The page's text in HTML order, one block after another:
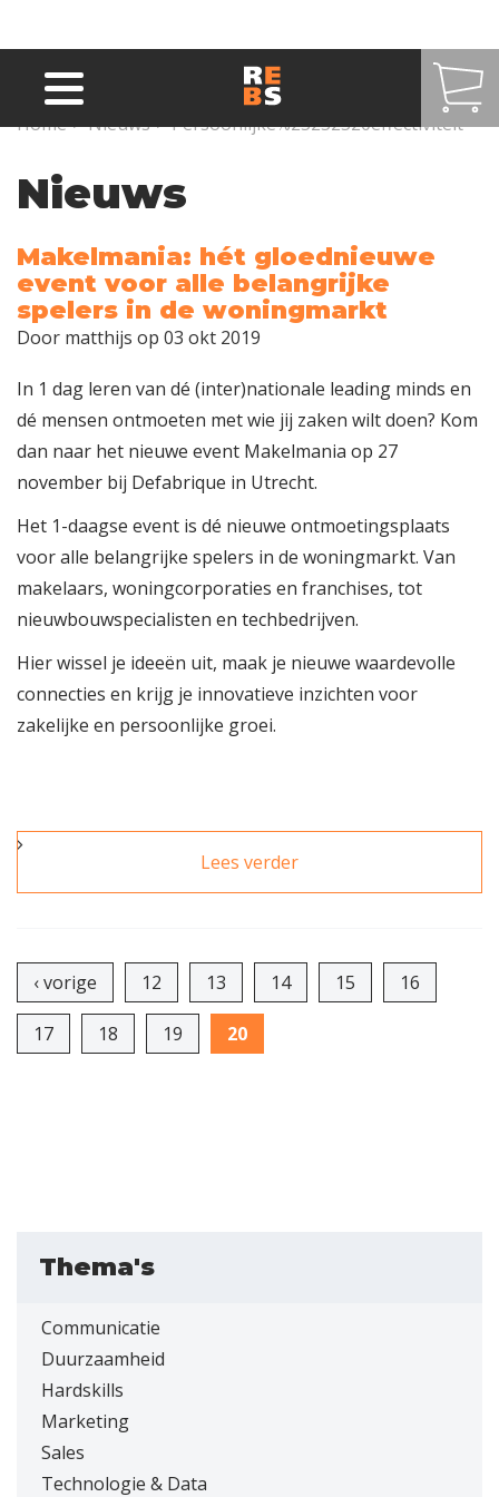
Home > Nieuws > Persoonlijke%25252520effectiviteit
Nieuws
Makelmania: hét gloednieuwe
event voor alle belangrijke
spelers in de woningmarkt
Door matthijs op 03 okt 2019
In 1 dag leren van dé (inter)nationale leading minds en
dé mensen ontmoeten met wie jij zaken wilt doen? Kom
dan naar het nieuwe event Makelmania op 27
november bij Defabrique in Utrecht.
Het 1-daagse event is dé nieuwe ontmoetingsplaats
voor alle belangrijke spelers in de woningmarkt. Van
makelaars, woningcorporaties en franchises, tot
nieuwbouwspecialisten en techbedrijven.
Hier wissel je ideeën uit, maak je nieuwe waardevolle
connecties en krijg je innovatieve inzichten voor
zakelijke en persoonlijke groei.
Lees verder
gloednieuwe event
woningmarkt
‹ vorige 12 13 14 15 16
17 18 19 20
Thema's
Communicatie
Duurzaamheid
Hardskills
Marketing
Sales
Technologie & Data